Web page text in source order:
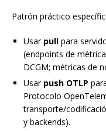
Patrón práctico
Usar pull para
(endpoints de
DCGM; métricas de
Usar push OTLP
Protocolo
transporte/
y backends).